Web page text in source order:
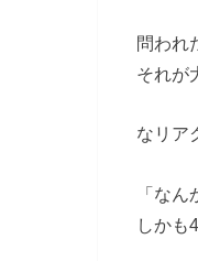
問われ
それが
なリア
「な
しかも